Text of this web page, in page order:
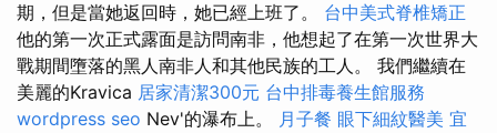
期，但是當她返回時，她已經上班了。 台中美式脊椎矯正
他的第一次正式露面是訪問南非，他想起了在第一次世界大
戰期間墮落的黑人南非人和其他民族的工人。 我們繼續在
美麗的Kravica 居家清潔300元 台中排毒養生館服務
wordpress seo Nev'的瀑布上。 月子餐 眼下細紋醫美 宜